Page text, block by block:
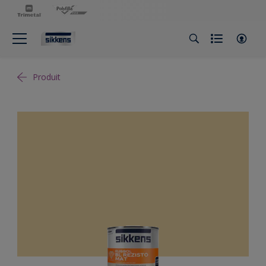
Produit